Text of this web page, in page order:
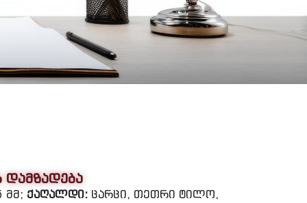
დამზადება
მმ; ქაღალდი: ცარცი, თეთრი ტილო,